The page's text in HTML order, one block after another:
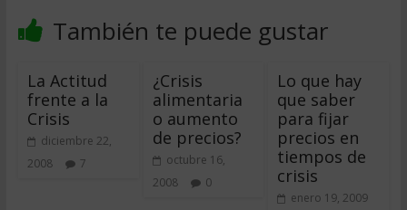
También te puede gustar
La Actitud
frente a la
Crisis
diciembre 22,
2008
7
¿Crisis
alimentaria
o aumento
de precios?
octubre 16,
2008
0
Lo que hay
que saber
para fijar
precios en
tiempos de
crisis
enero 19, 2009